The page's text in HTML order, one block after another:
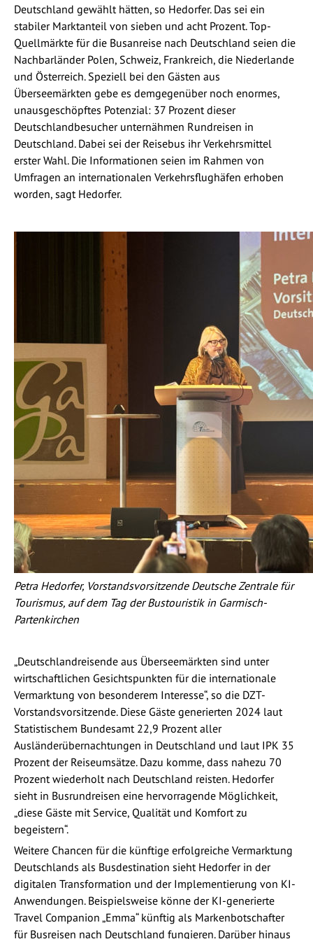
Deutschland gewählt hätten, so Hedorfer. Das sei ein
stabiler Marktanteil von sieben und acht Prozent. Top-
Quellmärkte für die Busanreise nach Deutschland seien die
Nachbarländer Polen, Schweiz, Frankreich, die Niederlande
und Österreich. Speziell bei den Gästen aus
Überseemärkten gebe es demgegenüber noch enormes,
unausgeschöpftes Potenzial: 37 Prozent dieser
Deutschlandbesucher unternähmen Rundreisen in
Deutschland. Dabei sei der Reisebus ihr Verkehrsmittel
erster Wahl. Die Informationen seien im Rahmen von
Umfragen an internationalen Verkehrsflughäfen erhoben
worden, sagt Hedorfer.
Petra Hedorfer, Vorstandsvorsitzende Deutsche Zentrale für
Tourismus, auf dem Tag der Bustouristik in Garmisch-
Partenkirchen
„Deutschlandreisende aus Überseemärkten sind unter
wirtschaftlichen Gesichtspunkten für die internationale
Vermarktung von besonderem Interesse“, so die DZT-
Vorstandsvorsitzende. Diese Gäste generierten 2024 laut
Statistischem Bundesamt 22,9 Prozent aller
Ausländerübernachtungen in Deutschland und laut IPK 35
Prozent der Reiseumsätze. Dazu komme, dass nahezu 70
Prozent wiederholt nach Deutschland reisten. Hedorfer
sieht in Busrundreisen eine hervorragende Möglichkeit,
„diese Gäste mit Service, Qualität und Komfort zu
begeistern“.
Weitere Chancen für die künftige erfolgreiche Vermarktung
Deutschlands als Busdestination sieht Hedorfer in der
digitalen Transformation und der Implementierung von KI-
Anwendungen. Beispielsweise könne der KI-generierte
Travel Companion „Emma“ künftig als Markenbotschafter
für Busreisen nach Deutschland fungieren. Darüber hinaus